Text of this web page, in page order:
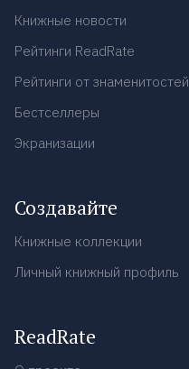
Книжные новости
Рейтинги ReadRate
Рейтинги от знаменитостей
Бестселлеры
Экранизации
Создавайте
Книжные коллекции
Личный книжный профиль
ReadRate